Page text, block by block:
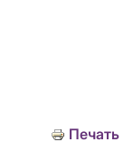
Печать